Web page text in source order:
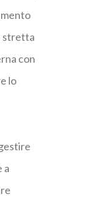
stretta
con
lo
a